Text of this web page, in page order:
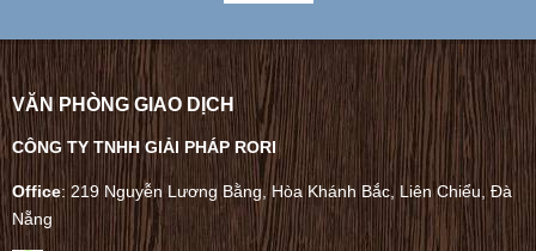
VĂN PHÒNG GIAO DỊCH
CÔNG TY TNHH GIẢI PHÁP RORI
Office: 219 Nguyễn Lương Bằng, Hòa Khánh Bắc, Liên Chiểu, Đà
Nẵng